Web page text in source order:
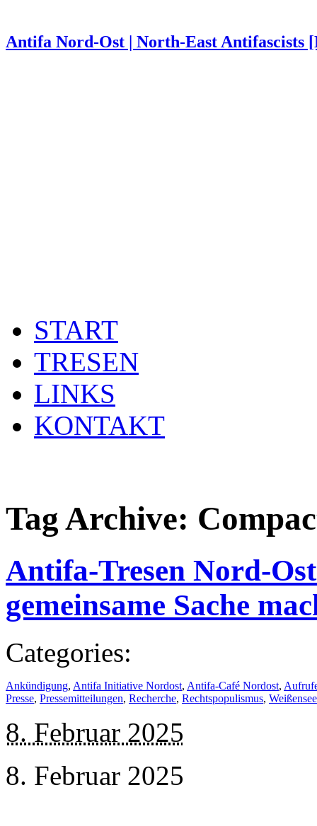
Antifa Nord-Ost | North-East Antifascists
START
TRESEN
LINKS
KONTAKT
Tag Archive:
Antifa-Tresen Nord-
gemeinsame Sache
Categories:
Ankündigung, Antifa Initiative Nordost, Antifa-Café Nordost,
Presse, Pressemitteilungen, Recherche, Rechtspopulismus, Weißensee
8. Februar 2025
8. Februar 2025